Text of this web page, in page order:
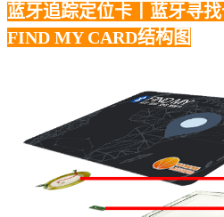
蓝牙追踪定位卡丨蓝牙寻
FIND MY CARD结构图